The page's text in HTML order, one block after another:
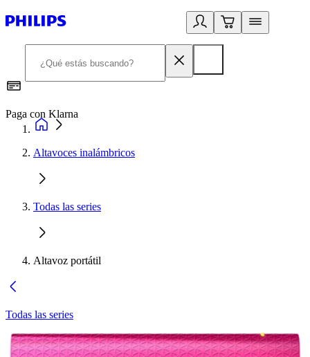
Paga con Klarna
Altavoces inalámbricos
Todas las series
Altavoz portátil
Todas las series